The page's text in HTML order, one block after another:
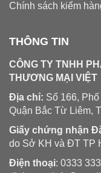
Chính sách kiểm
THÔNG TIN
CÔNG TY TNHH
THƯƠNG MẠI VIỆT
Địa chỉ: Số 166,
Quận Bắc Từ Liêm,
Giấy chứng nhận
do Sở KH và ĐT TP
Điện thoại: 0333